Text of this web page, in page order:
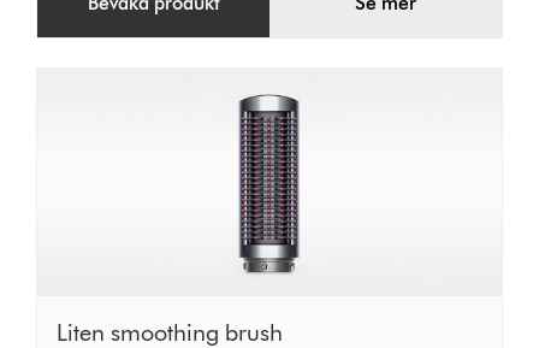
Liten
Liten smoothing brush